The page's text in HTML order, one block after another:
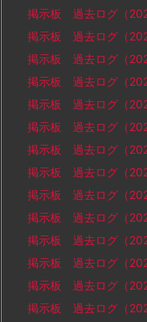
掲示板 過去ログ（
掲示板 過去ログ（
掲示板 過去ログ（
掲示板 過去ログ（
掲示板 過去ログ（
掲示板 過去ログ（
掲示板 過去ログ（
掲示板 過去ログ（
掲示板 過去ログ（
掲示板 過去ログ（
掲示板 過去ログ（
掲示板 過去ログ（
掲示板 過去ログ（
掲示板 過去ログ（